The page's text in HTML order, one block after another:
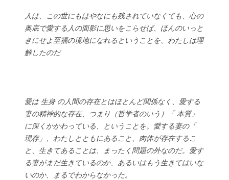
人は、この世にもはやなにも残されていなくても、心の
奥底で愛する人の面影に思いをこらせば、ほんのいっと
きにせよ至福の境地になれるということを、わたしは理
解したのだ
愛は 生身 の人間の存在とはほとんど関係なく、愛する
妻の精神的な存在、つまり（哲学者のいう）「 本質」
に深くかかわっている、ということを。愛する妻の「
現存」、わたしとともにあること、肉体が存在するこ
と、生きてあることは、まったく問題の外なのだ。愛す
る妻がまだ生きているのか、あるいはもう生きてはいな
いのか、まるでわからなかった。